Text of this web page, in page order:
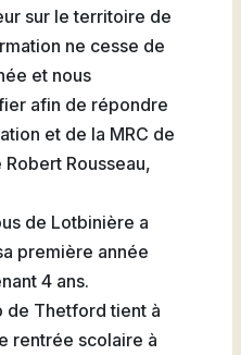
sur le territoire de
ne cesse de
et nous
afin de répondre
et de la MRC de
Rousseau,
de Lotbinière a
première année
4 ans.
de Thetford tient à
rentrée scolaire à